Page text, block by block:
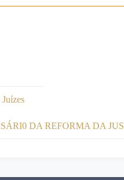
DA REFORMA DA